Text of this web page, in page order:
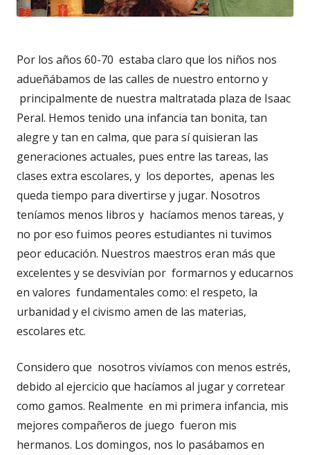
Por los años 60-70 estaba claro que los niños nos
adueñábamos de las calles de nuestro entorno y
principalmente de nuestra maltratada plaza de Isaac
Peral. Hemos tenido una infancia tan bonita, tan
alegre y tan en calma, que para sí quisieran las
generaciones actuales, pues entre las tareas, las
clases extra escolares, y los deportes, apenas les
queda tiempo para divertirse y jugar. Nosotros
teníamos menos libros y hacíamos menos tareas, y
no por eso fuimos peores estudiantes ni tuvimos
peor educación. Nuestros maestros eran más que
excelentes y se desvivían por formarnos y educarnos
en valores fundamentales como: el respeto, la
urbanidad y el civismo amen de las materias,
escolares etc.
Considero que nosotros vivíamos con menos estrés,
debido al ejercicio que hacíamos al jugar y corretear
como gamos. Realmente en mi primera infancia, mis
mejores compañeros de juego fueron mis
hermanos. Los domingos, nos lo pasábamos en